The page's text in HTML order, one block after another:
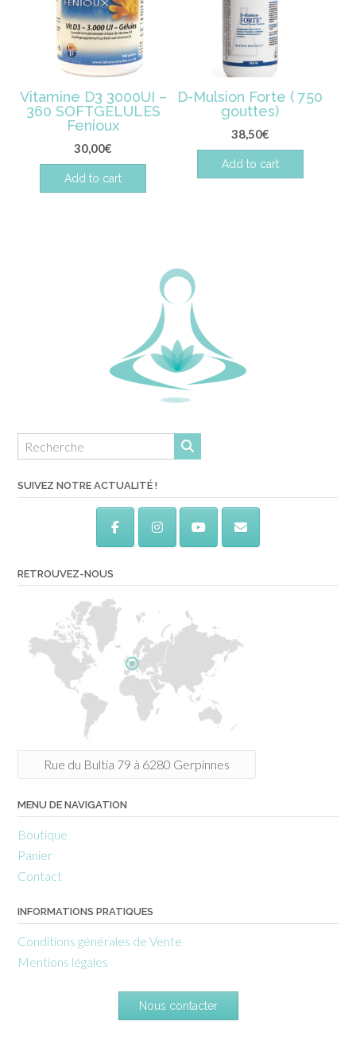
Vitamine D3 3000UI –
360 SOFTGÉLULES
Fenioux
30,00€
Add to cart
D-Mulsion Forte ( 750
gouttes)
38,50€
Add to cart
SUIVEZ NOTRE ACTUALITÉ !
RETROUVEZ-NOUS
Rue du Bultia 79 à 6280 Gerpinnes
MENU DE NAVIGATION
Boutique
Panier
Contact
INFORMATIONS PRATIQUES
Conditions générales de Vente
Mentions légales
Nous contacter